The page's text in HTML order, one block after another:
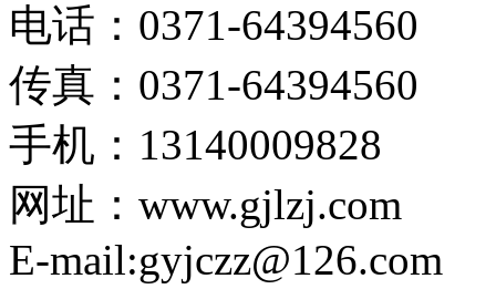
电话：0371-64394560
传真：0371-64394560
手机：13140009828
网址：www.gjlzj.com
E-mail:gyjczz@126.com